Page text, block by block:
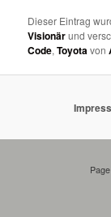
Dieser Eintrag
Visionärund
Code,Toyotavon